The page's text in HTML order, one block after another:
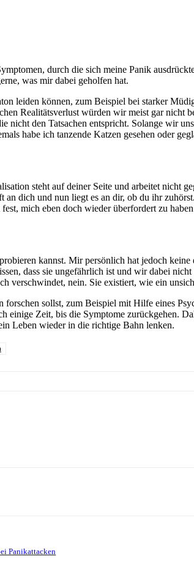
durch die sich meine Panik
was mir dabei geholfen hat.
leiden können, zum Beispiel bei starker
Realitätsverlust würden wir meist gar
den Tatsachen entspricht. Solange wir
habe ich tanzende Katzen gesehen oder
steht auf deiner Seite und arbeitet nicht
dich und nun liegt es an dir, ob du ihr
mich eben doch wieder überfordert zu
kannst. Mir persönlich hat jedoch
dass sie ungefährlich ist und wir dabei
verschwindet, nein. Sie existiert, wie ein
sollst, zum Beispiel mit Hilfe eines
einige Zeit, bis die Symptome zurückgehen.
Leben wieder in die richtige Bahn lenken.
Panikattacken